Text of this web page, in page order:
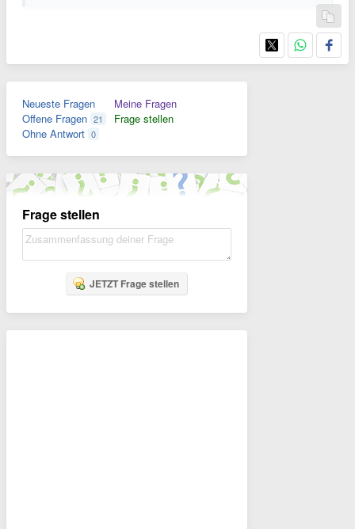
Neueste Fragen
Offene Fragen 21
Ohne Antwort 0
Meine Fragen
Frage stellen
Frage stellen
JETZT Frage stellen